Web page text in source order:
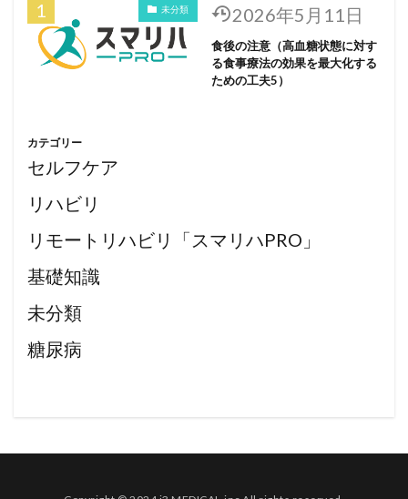
未分類 2026年5月11日
食後の注意（高血糖状態に対す
る食事療法の効果を最大化する
ための工夫5）
カテゴリー
セルフケア
リハビリ
リモートリハビリ「スマリハPRO」
基礎知識
未分類
糖尿病